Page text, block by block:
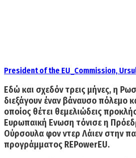
President of the EU_Commission,
Εδώ και σχεδόν τρεις μήνες, η
διεξάγουν έναν βάναυσο πόλεμο
οποίος θέτει θεμελιώδεις
Ευρωπαική Ενωση τόνισε η
Ούρσουλα φον ντερ Λάιεν στην
προγράμματος REPowerEU.